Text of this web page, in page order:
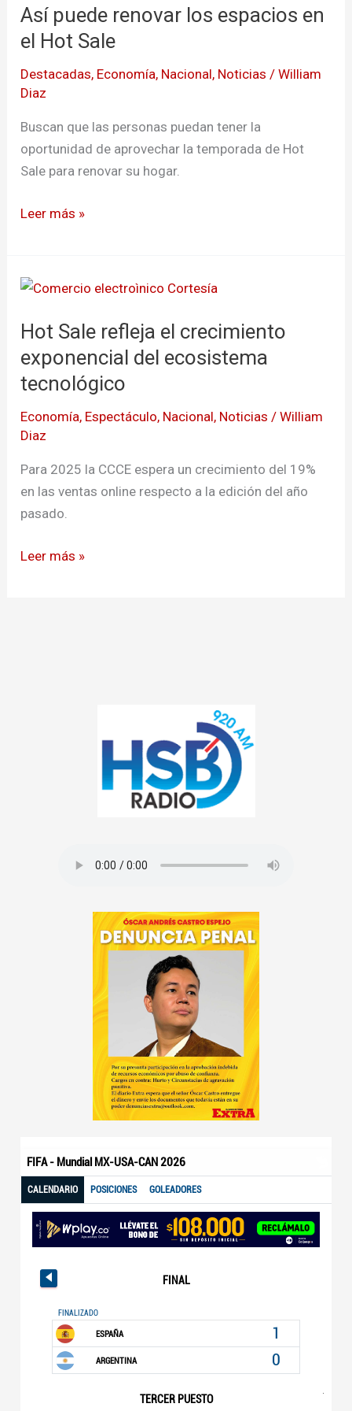
Así puede renovar los espacios en
el Hot Sale
Destacadas, Economía, Nacional, Noticias /William
Diaz
Buscan que las personas puedan tener la
oportunidad de aprovechar la temporada de Hot
Sale para renovar su hogar.
renovar
los
en
el
Hot
Sale
Leer más »
Hot Sale refleja el crecimiento
exponencial del ecosistema
tecnológico
Economía, Espectáculo, Nacional, Noticias /William
Diaz
Para 2025 la CCCE espera un crecimiento del 19%
en las ventas online respecto a la edición del año
pasado.
Hot
refleja
el
crecimiento
exponencial
del
ecosistema
tecnológico
Leer más »